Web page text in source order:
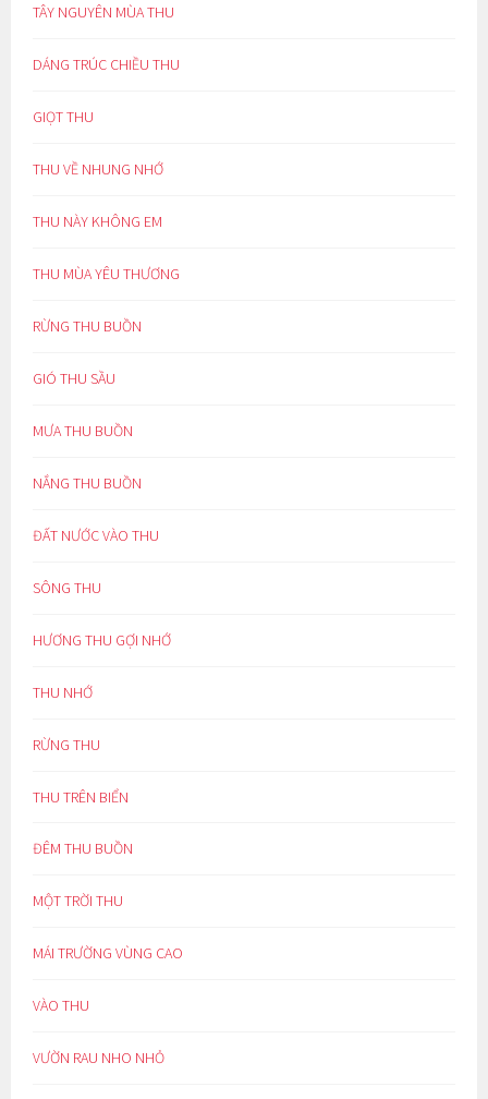
TÂY NGUYÊN MÙA THU
DÁNG TRÚC CHIỀU THU
GIỌT THU
THU VỀ NHUNG NHỚ
THU NÀY KHÔNG EM
THU MÙA YÊU THƯƠNG
RỪNG THU BUỒN
GIÓ THU SẦU
MƯA THU BUỒN
NẮNG THU BUỒN
ĐẤT NƯỚC VÀO THU
SÔNG THU
HƯƠNG THU GỢI NHỚ
THU NHỚ
RỪNG THU
THU TRÊN BIỂN
ĐÊM THU BUỒN
MỘT TRỜI THU
MÁI TRƯỜNG VÙNG CAO
VÀO THU
VƯỜN RAU NHO NHỎ